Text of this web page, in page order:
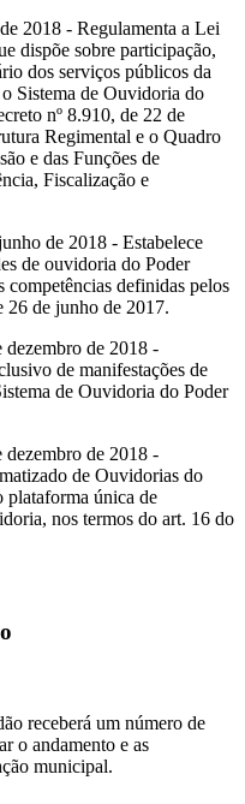
2018 - Regulamenta a Lei
dispõe sobre participação,
dos serviços públicos da
Sistema de Ouvidoria do
nº 8.910, de 22 de
Regimental e o Quadro
e das Funções de
Fiscalização e
de 2018 - Estabelece
de ouvidoria do Poder
definidas pelos
de junho de 2017.
dezembro de 2018 -
de manifestações de
de Ouvidoria do Poder
dezembro de 2018 -
de Ouvidorias do
plataforma única de
nos termos do art. 16 do
receberá um número de
o andamento e as
municipal.